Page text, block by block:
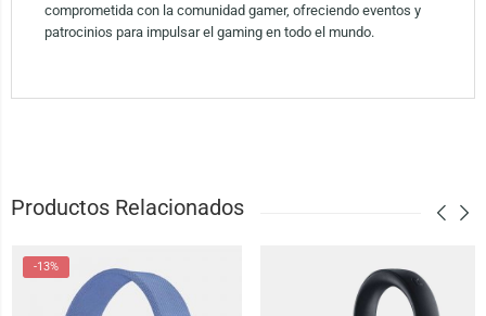
comprometida con la comunidad gamer, ofreciendo eventos y
patrocinios para impulsar el gaming en todo el mundo.
Productos Relacionados
-13%